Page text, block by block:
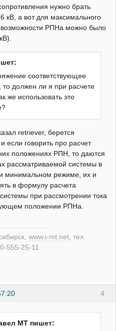
нужно брать
кВ, а вот для максимального
возможности РПНа можно было
соответствующее
должен ли я при расчете
же использовать это
retriever, берется
если говорить про расчет
положениях РПН, то даются
рассматриваемой системы в
минимальном режиме, их и
в формулу расчета
при рассмотрении тока
положении РПНа.
www.i-mt.net , тех.
555-25-11
4
МТ пишет: